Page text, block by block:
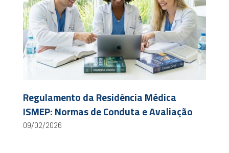
Regulamento da Residência Médica
ISMEP: Normas de Conduta e Avaliação
09/02/2026